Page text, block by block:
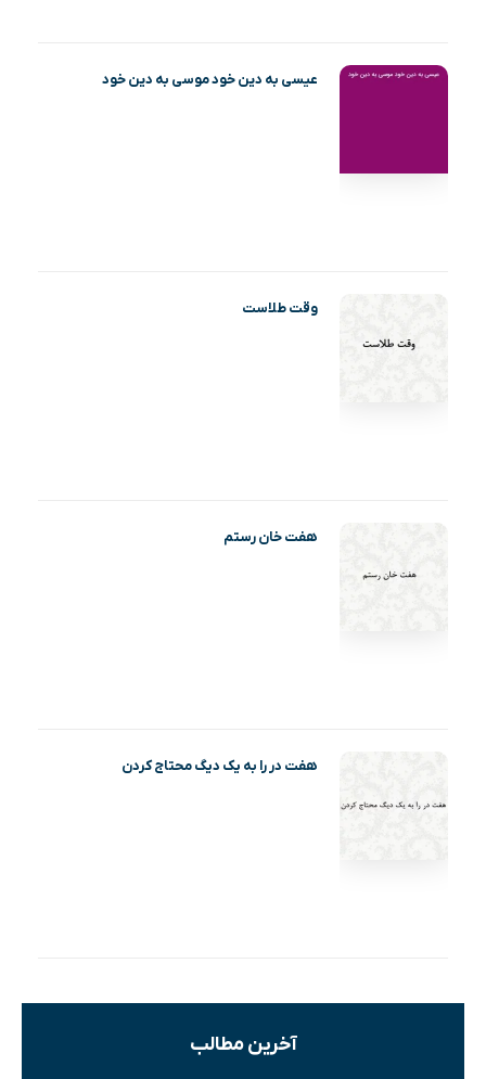
عیسی به دین خود موسی به دین خود
وقت طلاست
هفت خان رستم
هفت در را به یک دیگ محتاج کردن
آخرین مطالب